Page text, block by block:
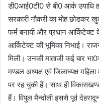
डी0आई0टी0 से बी0 आर्क उपाधि
सरकारी नौकरी का मोह छोडकर
फर्म बनायी और प्रधान
आर्किटेक्ट की भूमिका निभाई।
मिली। उनकी माताजी कई बार
मण्डल अध्यक्ष एवं जिलाध्यक्ष
पर रह चुकी हैं। साथ ही
हैं। विपुल मैन्दोली इससे पूर्व